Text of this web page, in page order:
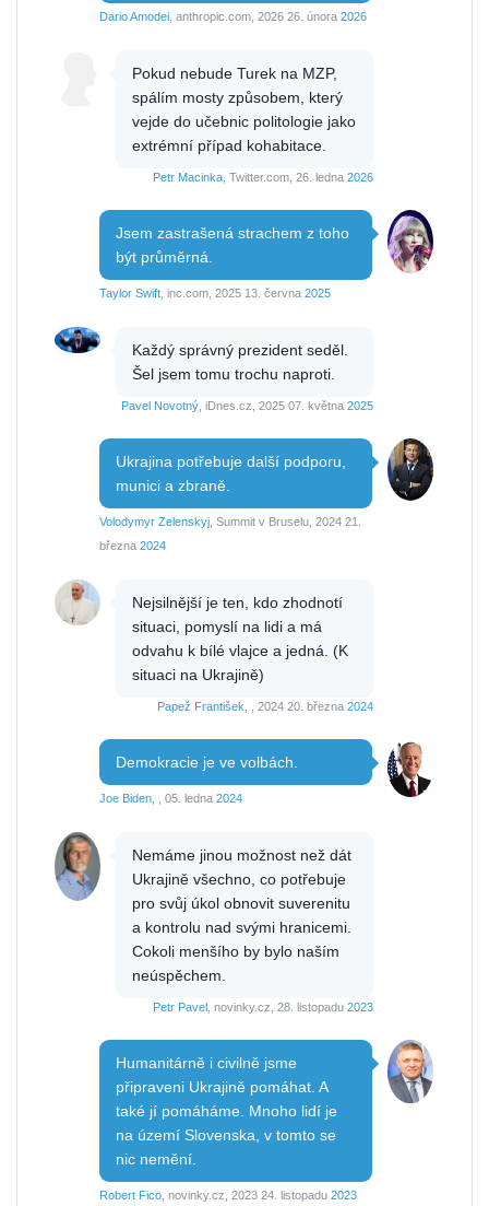
Dario Amodei , anthropic.com, 2026 26. února 2026
Pokud nebude Turek na MZP,
spálím mosty způsobem, který
vejde do učebnic politologie jako
extrémní případ kohabitace.
Petr Macinka , Twitter.com, 26. ledna 2026
Jsem zastrašená strachem z toho
být průměrná.
Taylor Swift , inc.com, 2025 13. června 2025
Každý správný prezident seděl.
Šel jsem tomu trochu naproti.
Pavel Novotný , iDnes.cz, 2025 07. května 2025
Ukrajina potřebuje další podporu,
munici a zbraně.
Volodymyr Zelenskyj , Summit v Bruselu, 2024 21.
března 2024
Nejsilnější je ten, kdo zhodnotí
situaci, pomyslí na lidi a má
odvahu k bílé vlajce a jedná. (K
situaci na Ukrajině)
Papež František , , 2024 20. března 2024
Demokracie je ve volbách.
Joe Biden , , 05. ledna 2024
Nemáme jinou možnost než dát
Ukrajině všechno, co potřebuje
pro svůj úkol obnovit suverenitu
a kontrolu nad svými hranicemi.
Cokoli menšího by bylo naším
neúspěchem.
Petr Pavel , novinky.cz, 28. listopadu 2023
Humanitárně i civilně jsme
připraveni Ukrajině pomáhat. A
také jí pomáháme. Mnoho lidí je
na území Slovenska, v tomto se
nic nemění.
Robert Fico , novinky.cz, 2023 24. listopadu 2023